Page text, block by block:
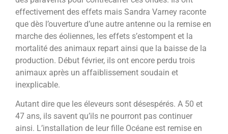
effectivement des effets mais Sandra Varney raconte
que dès l’ouverture d’une autre antenne ou la remise en
marche des éoliennes, les effets s’estompent et la
mortalité des animaux repart ainsi que la baisse de la
production. Début février, ils ont encore perdu trois
animaux après un affaiblissement soudain et
inexplicable.
Autant dire que les éleveurs sont désespérés. A 50 et
47 ans, ils savent qu’ils ne pourront pas continuer
ainsi. L’installation de leur fille Océane est remise en